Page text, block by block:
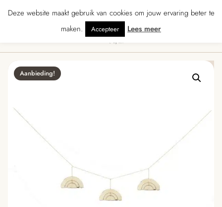
· Gratis verzending vanaf € 70 · Gratis kaartje met je bestelling •
Aanbieding!
Deze website maakt gebruik van cookies om jouw ervaring beter te
maken.
Accepteer Lees meer